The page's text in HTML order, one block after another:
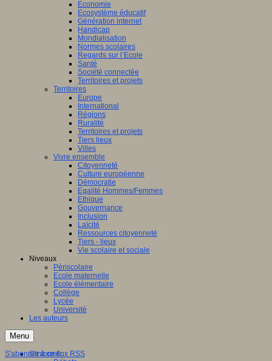
Economie
Ecosystème éducatif
Génération internet
Handicap
Mondialisation
Normes scolaires
Regards sur l’Ecole
Santé
Société connectée
Territoires et projets
Territoires
Europe
International
Régions
Ruralité
Territoires et projets
Tiers lieux
Villes
Vivre ensemble
Citoyenneté
Culture européenne
Démocratie
Egalité Hommes/Femmes
Ethique
Gouvernance
Inclusion
Laïcité
Ressources citoyenneté
Tiers - lieux
Vie scolaire et sociale
Niveaux
Périscolaire
Ecole maternelle
Ecole élémentaire
Collège
Lycée
Université
Les auteurs
Menu
S'informer
S'abonner à ce flux RSS